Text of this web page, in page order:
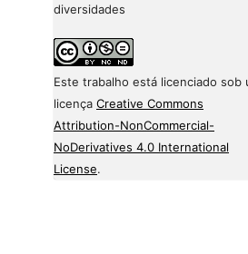
diversidades
Este trabalho está licenciado sob
licença Creative Commons
Attribution-NonCommercial-
NoDerivatives 4.0 International
License.